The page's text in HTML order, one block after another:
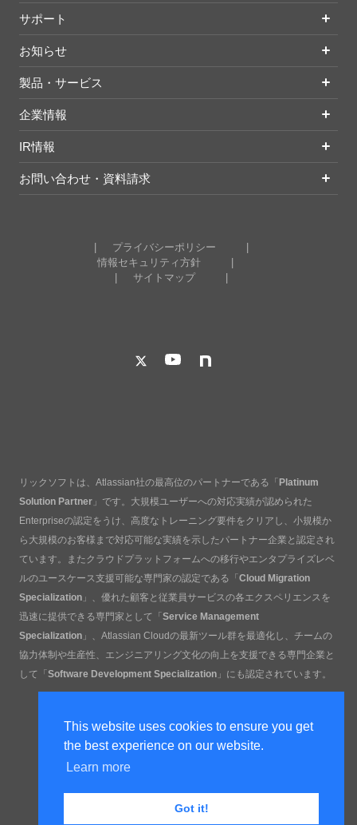
This website uses cookies to ensure you get
the best experience on our website.
Learn more
Got it!
サポート
お知らせ
製品・サービス
企業情報
IR情報
お問い合わせ・資料請求
プライバシーポリシー
情報セキュリティ方針
サイトマップ
リックソフトは、Atlassian社の最高位のパートナーである「Platinum
Solution Partner 」です。大規模ユーザーへの対応実績が認められた
Enterpriseの認定をうけ、高度なトレーニング要件をクリアし、小規模か
ら大規模のお客様まで対応可能な実績を示したパートナー企業と認定され
ています。またクラウドプラットフォームへの移行やエンタプライズレベ
ルのユースケース支援可能な専門家の認定である「Cloud Migration
Specialization 」、優れた顧客と従業員サービスの各エクスペリエンスを
迅速に提供できる専門家として「Service Management
Specialization 」、Atlassian Cloudの最新ツール群を最適化し、チームの
協力体制や生産性、エンジニアリング文化の向上を支援できる専門企業と
して「Software Development Specialization 」にも認定されています。